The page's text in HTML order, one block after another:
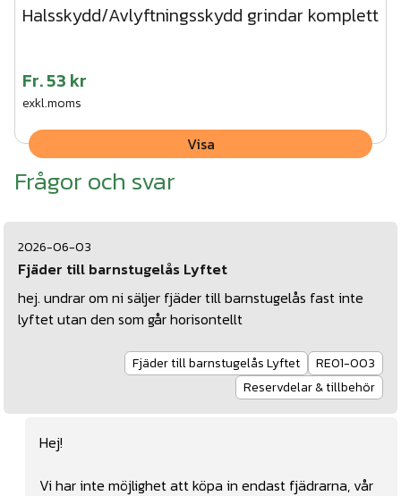
Halsskydd/Avlyftningsskydd grindar komplett
Fr.53 kr
exkl.moms
Visa
Frågor och svar
2026-06-03
Fjäder till barnstugelås Lyftet
hej. undrar om ni säljer fjäder till barnstugelås fast inte
lyftet utan den som går horisontellt
Fjäder till barnstugelås Lyftet
RE01-003
Reservdelar & tillbehör
Hej!
Vi har inte möjlighet att köpa in endast fjädrarna, vår